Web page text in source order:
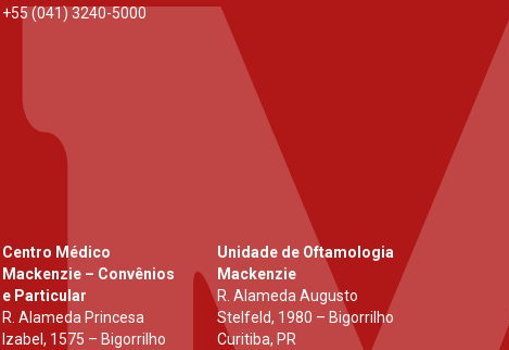
+55 (041) 3240-5000
Centro Médico
Mackenzie – Convênios
e Particular
R. Alameda Princesa
Izabel, 1575 – Bigorrilho
Unidade de Oftamologia
Mackenzie
R. Alameda Augusto
Stelfeld, 1980 – Bigorrilho
Curitiba, PR